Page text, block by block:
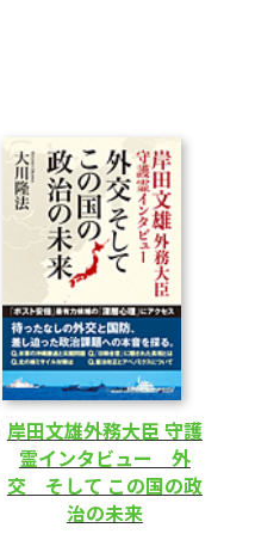
岸田文雄外務大臣 守護
霊インタビュー 外
交 そして この国の政
治の未来